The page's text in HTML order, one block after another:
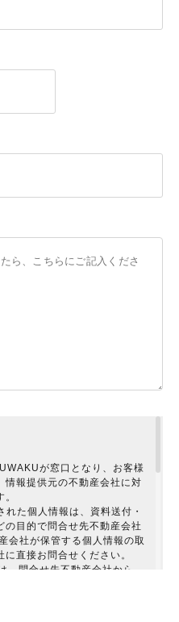
が窓口となり、お客様
情報提供元の不動産会社に対
れた個人情報は、資料送付・
の目的で問合せ先不動産会社
会社が保管する個人情報の取
直接お問合せください。
、問合せ先不動産会社から、
れた検索条件を問合せ先不